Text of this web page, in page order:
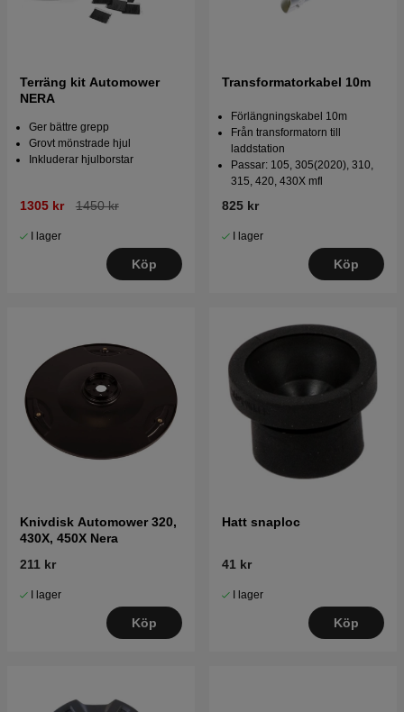
Terräng kit Automower
NERA
Ger bättre grepp
Grovt mönstrade hjul
Inkluderar hjulborstar
1305 kr 1450 kr
I lager
Köp
Transformatorkabel 10m
Förlängningskabel 10m
Från transformatorn till
laddstation
Passar: 105, 305(2020), 310,
315, 420, 430X mfl
825 kr
I lager
Köp
Knivdisk Automower 320,
430X, 450X Nera
211 kr
I lager
Köp
Hatt snaploc
41 kr
I lager
Köp